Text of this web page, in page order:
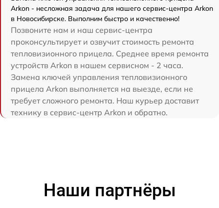
Arkon - несложная задача для нашего сервис-центра Arkon
в Новосибирске. Выполним быстро и качественно!
Позвоните нам и наш сервис-центра
проконсультирует и озвучит стоимость ремонта
тепловизионного прицела. Среднее время ремонта
устройств Arkon в нашем сервисном - 2 часа.
Замена ключей управления тепловизионного
прицела Arkon выполняется на выезде, если не
требует сложного ремонта. Наш курьер доставит
технику в сервис-центр Arkon и обратно.
Наши партнёры